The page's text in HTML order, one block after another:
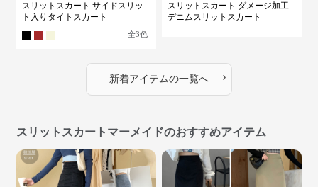
スリットスカート サイドスリッ
ト入りタイトスカート
全3色
スリットスカート ダメージ加工
デニムスリットスカート
新着アイテムの一覧へ ›
スリットスカートマーメイドのおすすめアイテム